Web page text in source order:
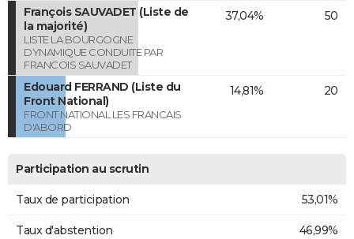
François SAUVADET (Liste de
la majorité)
LISTE LA BOURGOGNE
DYNAMIQUE CONDUITE PAR
FRANCOIS SAUVADET
37,04% 50
Edouard FERRAND (Liste du
Front National)
FRONT NATIONAL LES FRANCAIS
D'ABORD
14,81% 20
Participation au scrutin
Taux de participation 53,01%
Taux d'abstention 46,99%